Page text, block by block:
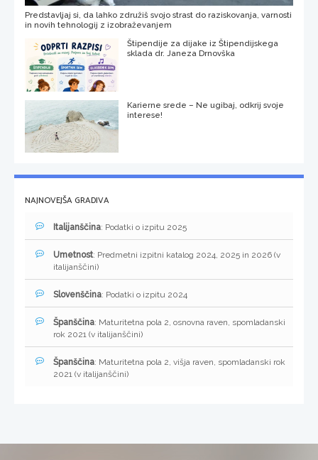
Predstavljaj si, da lahko združiš svojo strast do raziskovanja, varnosti
in novih tehnologij z izobraževanjem
Štipendije za dijake iz Štipendijskega
sklada dr. Janeza Drnovška
Karierne srede – Ne ugibaj, odkrij svoje
interese!
NAJNOVEJŠA GRADIVA
Italijanščina: Podatki o izpitu 2025
Umetnost: Predmetni izpitni katalog 2024, 2025 in 2026 (v
italijanščini)
Slovenščina: Podatki o izpitu 2024
Španščina: Maturitetna pola 2, osnovna raven, spomladanski
rok 2021 (v italijanščini)
Španščina: Maturitetna pola 2, višja raven, spomladanski rok
2021 (v italijanščini)